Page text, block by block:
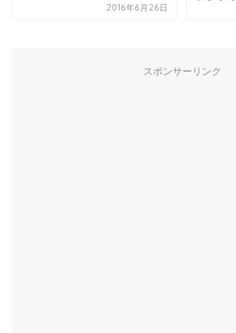
2016年6月26日
スポンサーリンク